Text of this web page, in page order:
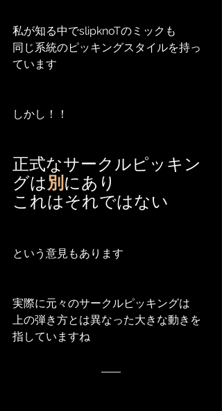
私が知る中でslipknoTのミックも
同じ系統のピッキングスタイルを持っ
ています
しかし！！
正式なサークルピッキン
グは別 にあり
これはそれではない
という意見もあります
実際に元々のサークルピッキングは
上の弾き方とは異なった大きな動きを
指していますね